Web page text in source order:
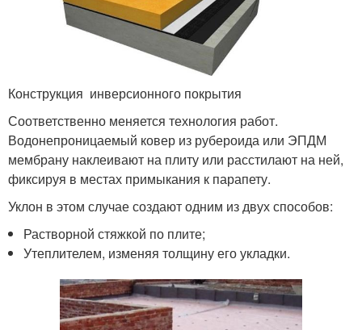
Конструкция инверсионного покрытия
Соответственно меняется технология работ.
Водонепроницаемый ковер из рубероида или ЭПДМ
мембрану наклеивают на плиту или расстилают на ней,
фиксируя в местах примыкания к парапету.
Уклон в этом случае создают одним из двух способов:
Растворной стяжкой по плите;
Утеплителем, изменяя толщину его укладки.